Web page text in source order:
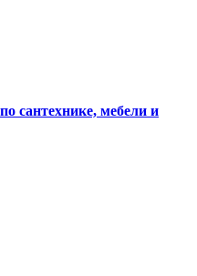
сантехнике, мебели и